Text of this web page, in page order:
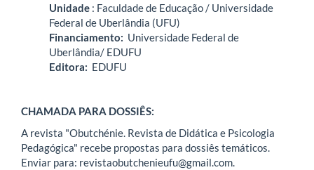
Unidade : Faculdade de Educação / Universidade
Federal de Uberlândia (UFU)
Financiamento: Universidade Federal de
Uberlândia/ EDUFU
Editora: EDUFU
CHAMADA PARA DOSSIÊS:
A revista "Obutchénie. Revista de Didática e Psicologia
Pedagógica" recebe propostas para dossiês temáticos.
Enviar para: revistaobutchenieufu@gmail.com.